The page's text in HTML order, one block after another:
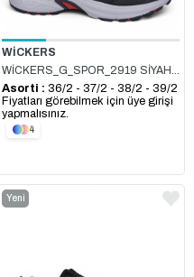
WİCKERS
WİCKERS_G_SPOR_2919 SİYAH_KIRMIZI
Asorti : 36/2 - 37/2 - 38/2 - 39/2
Fiyatları görebilmek için üye girişi
yapmalısınız.
4
Yeni